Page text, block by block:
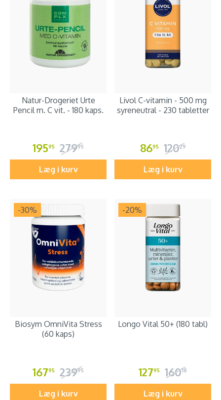
Natur-Drogeriet Urte
Pencil m. C vit. - 180 kaps.
19595 27995
Læg i kurv
Livol C-vitamin - 500 mg
syreneutral - 230 tabletter
8695 12029
Læg i kurv
-30%
Biosym OmniVita Stress
(60 kaps)
16795 23995
Læg i kurv
-20%
Longo Vital 50+ (180 tabl)
12795 16018
Læg i kurv